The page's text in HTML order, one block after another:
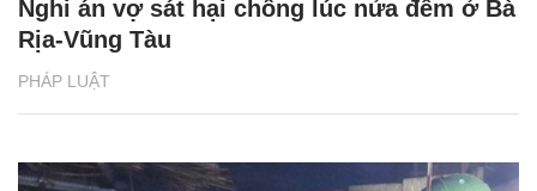
PHÁP LUẬT
Nghi án vợ sát hại chồng lúc nửa đêm ở Bà
Rịa-Vũng Tàu